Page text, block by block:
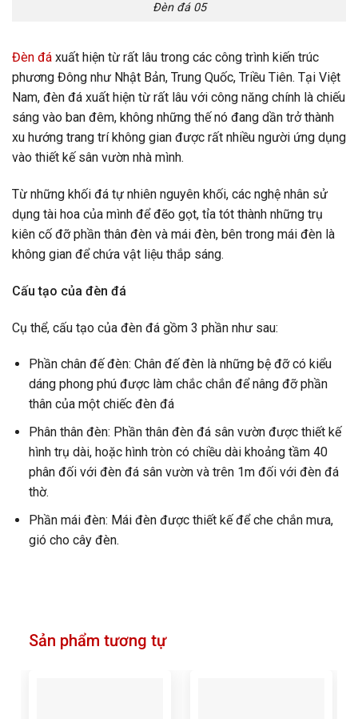
Đèn đá 05
Đèn đá xuất hiện từ rất lâu trong các công trình kiến trúc
phương Đông như Nhật Bản, Trung Quốc, Triều Tiên. Tại Việt
Nam, đèn đá xuất hiện từ rất lâu với công năng chính là chiếu
sáng vào ban đêm, không những thế nó đang dần trở thành
xu hướng trang trí không gian được rất nhiều người ứng dụng
vào thiết kế sân vườn nhà mình.
Từ những khối đá tự nhiên nguyên khối, các nghệ nhân sử
dụng tài hoa của mình để đẽo gọt, tỉa tót thành những trụ
kiên cố đỡ phần thân đèn và mái đèn, bên trong mái đèn là
không gian để chứa vật liệu thắp sáng.
Cấu tạo của đèn đá
Cụ thể, cấu tạo của đèn đá gồm 3 phần như sau:
Phần chân đế đèn: Chân đế đèn là những bệ đỡ có kiểu
dáng phong phú được làm chắc chắn để nâng đỡ phần
thân của một chiếc đèn đá
Phân thân đèn: Phần thân đèn đá sân vườn được thiết kế
hình trụ dài, hoặc hình tròn có chiều dài khoảng tầm 40
phân đối với đèn đá sân vườn và trên 1m đối với đèn đá
thờ.
Phần mái đèn: Mái đèn được thiết kế để che chắn mưa,
gió cho cây đèn.
Sản phẩm tương tự